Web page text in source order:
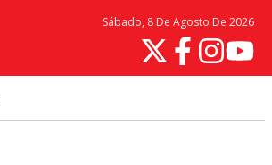
Sábado, 8 De Agosto De 2026